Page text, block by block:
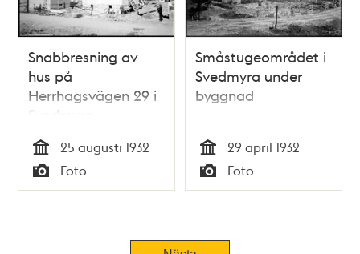
Snabbresning av
hus på
Herrhagsvägen 29 i
Svedmyra
småstugeområde
Tid
25 augusti 1932
Typ
Foto
Småstugeområdet i
Svedmyra under
byggnad
Tid
29 april 1932
Typ
Foto